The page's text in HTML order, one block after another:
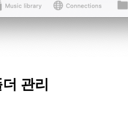
관리